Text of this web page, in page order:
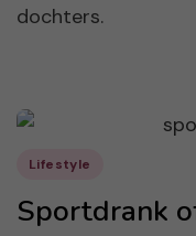
dochters.
Lifestyle
Sportdrank